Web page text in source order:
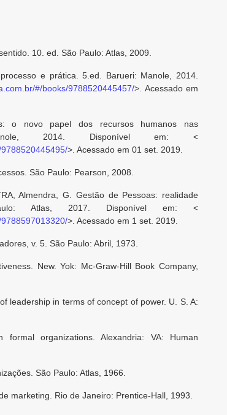
10. ed. São Paulo: Atlas, 2009.
e prática. 5.ed. Barueri: Manole, 2014.
#/books/9788520445457/>. Acessado em
o novo papel dos recursos humanos nas
2014. Disponível em: <
>. Acessado em 01 set. 2019.
São Paulo: Pearson, 2008.
Almendra, G. Gestão de Pessoas: realidade
Atlas, 2017. Disponível em: <
>. Acessado em 1 set. 2019.
v. 5. São Paulo: Abril, 1973.
New. Yok: Mc-Graw-Hill Book Company,
leadership in terms of concept of power. U. S. A:
organizations. Alexandria: VA: Human
São Paulo: Atlas, 1966.
marketing. Rio de Janeiro: Prentice-Hall, 1993.